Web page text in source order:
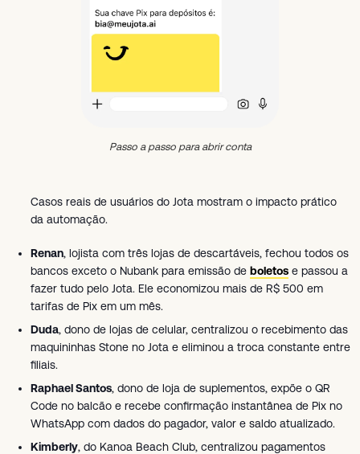
Passo a passo para abrir conta
Casos reais de usuários do Jota mostram o impacto prático
da automação.
Renan, lojista com três lojas de descartáveis, fechou todos os
bancos exceto o Nubank para emissão de boletos e passou a
fazer tudo pelo Jota. Ele economizou mais de R$ 500 em
tarifas de Pix em um mês.
Duda, dono de lojas de celular, centralizou o recebimento das
maquininhas Stone no Jota e eliminou a troca constante entre
filiais.
Raphael Santos, dono de loja de suplementos, expõe o QR
Code no balcão e recebe confirmação instantânea de Pix no
WhatsApp com dados do pagador, valor e saldo atualizado.
Kimberly, do Kanoa Beach Club, centralizou pagamentos